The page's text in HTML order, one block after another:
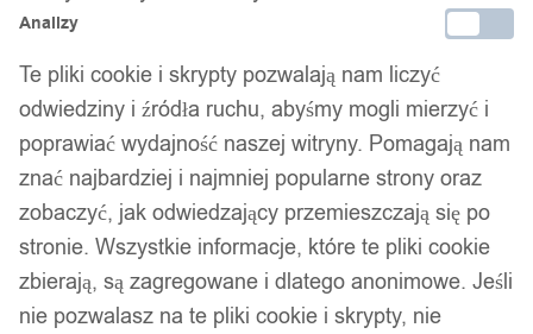
Zamówienia złożone do 14:00 w dni robocze wysyłamy tego
Bezpieczne płatności
14 dni na zwrot
Analizy
Te pliki cookie i skrypty pozwalają nam liczyć
odwiedziny i źródła ruchu, abyśmy mogli mierzyć i
poprawiać wydajność naszej witryny. Pomagają nam
znać najbardziej i najmniej popularne strony oraz
zobaczyć, jak odwiedzający przemieszczają się po
stronie. Wszystkie informacje, które te pliki cookie
zbierają, są zagregowane i dlatego anonimowe. Jeśli
nie pozwalasz na te pliki cookie i skrypty, nie